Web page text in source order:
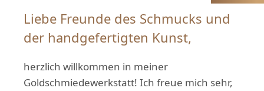
Liebe Freunde des Schmucks und
der handgefertigten Kunst,
herzlich willkommen in meiner
Goldschmiedewerkstatt! Ich freue mich sehr,